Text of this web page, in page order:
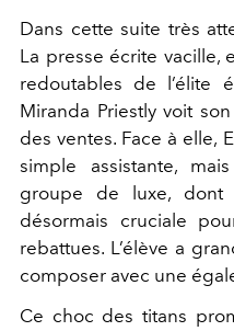
Dans cette suite très
La presse écrite vacille,
redoutables de l’élite
Miranda Priestly voit
des ventes. Face à elle,
simple assistante,
groupe de luxe, dont
désormais cruciale
rebattues. L’élève a
composer avec une
Ce choc des titans